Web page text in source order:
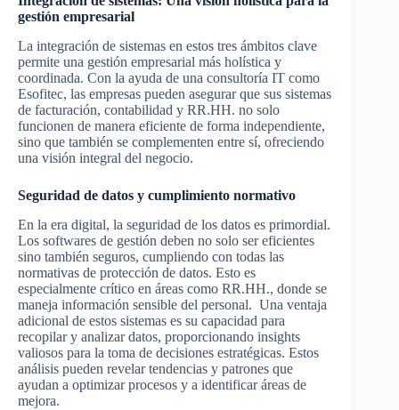
gestión empresarial
La integración de sistemas en estos tres ámbitos clave
permite una gestión empresarial más holística y
coordinada. Con la ayuda de una consultoría IT como
Esofitec, las empresas pueden asegurar que sus sistemas
de facturación, contabilidad y RR.HH. no solo
funcionen de manera eficiente de forma independiente,
sino que también se complementen entre sí, ofreciendo
una visión integral del negocio.
Seguridad de datos y cumplimiento normativo
En la era digital, la seguridad de los datos es primordial.
Los softwares de gestión deben no solo ser eficientes
sino también seguros, cumpliendo con todas las
normativas de protección de datos. Esto es
especialmente crítico en áreas como RR.HH., donde se
maneja información sensible del personal. Una ventaja
adicional de estos sistemas es su capacidad para
recopilar y analizar datos, proporcionando insights
valiosos para la toma de decisiones estratégicas. Estos
análisis pueden revelar tendencias y patrones que
ayudan a optimizar procesos y a identificar áreas de
mejora.